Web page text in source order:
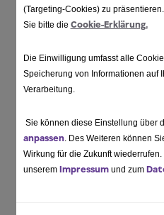
(Targeting-Cookies) zu
Sie bitte die Cookie-Erklärung.
Die Einwilligung umfasst alle
Speicherung von Informationen auf
Verarbeitung.
Sie können diese Einstellung über
anpassen. Des Weiteren können
Wirkung für die Zukunft
unserem Impressumund zum